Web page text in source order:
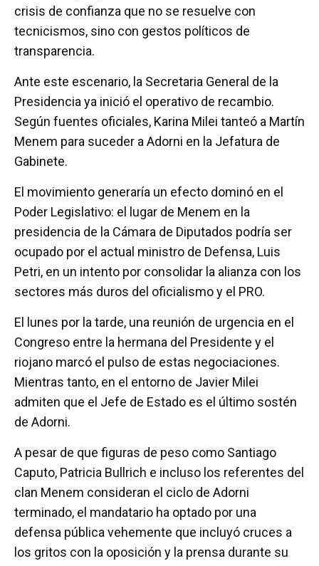
crisis de confianza que no se resuelve con
tecnicismos, sino con gestos políticos de
transparencia.
Ante este escenario, la Secretaria General de la
Presidencia ya inició el operativo de recambio.
Según fuentes oficiales, Karina Milei tanteó a Martín
Menem para suceder a Adorni en la Jefatura de
Gabinete.
El movimiento generaría un efecto dominó en el
Poder Legislativo: el lugar de Menem en la
presidencia de la Cámara de Diputados podría ser
ocupado por el actual ministro de Defensa, Luis
Petri, en un intento por consolidar la alianza con los
sectores más duros del oficialismo y el PRO.
El lunes por la tarde, una reunión de urgencia en el
Congreso entre la hermana del Presidente y el
riojano marcó el pulso de estas negociaciones.
Mientras tanto, en el entorno de Javier Milei
admiten que el Jefe de Estado es el último sostén
de Adorni.
A pesar de que figuras de peso como Santiago
Caputo, Patricia Bullrich e incluso los referentes del
clan Menem consideran el ciclo de Adorni
terminado, el mandatario ha optado por una
defensa pública vehemente que incluyó cruces a
los gritos con la oposición y la prensa durante su